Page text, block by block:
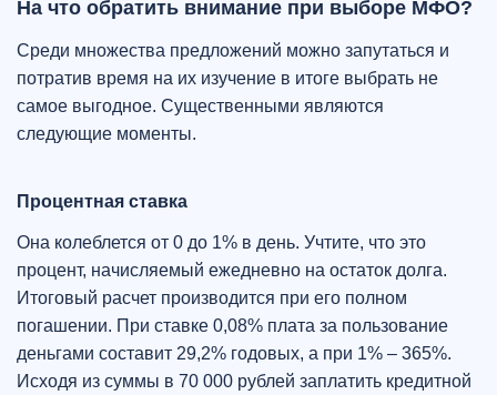
На что обратить внимание при выборе МФО?
Среди множества предложений можно запутаться и
потратив время на их изучение в итоге выбрать не
самое выгодное. Существенными являются
следующие моменты.
Процентная ставка
Она колеблется от 0 до 1% в день. Учтите, что это
процент, начисляемый ежедневно на остаток долга.
Итоговый расчет производится при его полном
погашении. При ставке 0,08% плата за пользование
деньгами составит 29,2% годовых, а при 1% – 365%.
Исходя из суммы в 70 000 рублей заплатить кредитной